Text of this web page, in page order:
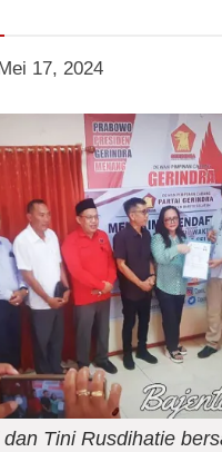
17, 2024
Tini Rusdihatie